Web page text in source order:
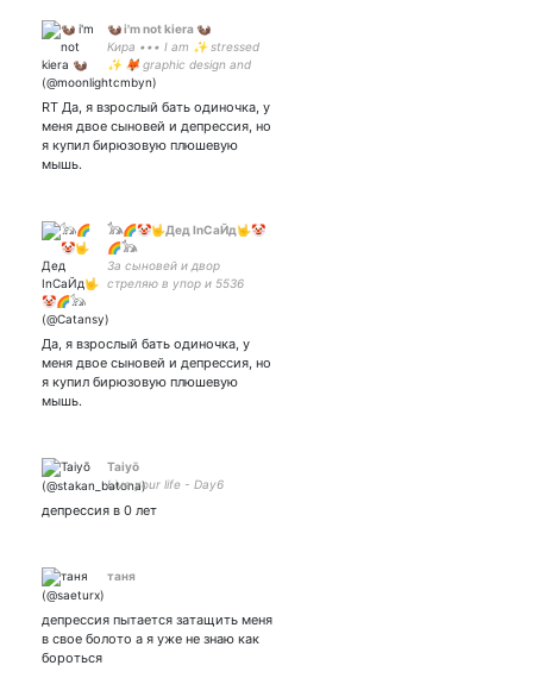
🦦 i'm not kiera 🦦
Кира ••• I am ✨ stressed
✨ 🦊 graphic design and
artist struggles самый
лучший человек в мире -
RT Да, я взрослый бать одиночка, у
меня двое сыновей и депрессия, но
я купил бирюзовую плюшевую
мышь.
𓃥🌈🤡🤟Дед InСаЙд🤟🤡
🌈𓃥
За сыновей и двор
стреляю в упор и 5536
психотерапевта. Рисую
комишки и жду билет в
Да, я взрослый бать одиночка, у
меня двое сыновей и депрессия, но
я купил бирюзовую плюшевую
мышь.
Taiyō
Live your life - Day6
депрессия в 0 лет
таня
депрессия пытается затащить меня
в свое болото а я уже не знаю как
бороться